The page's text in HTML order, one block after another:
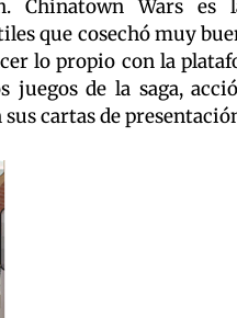
Chinatown Wars es
que cosechó muy
lo propio con la
juegos de la saga,
cartas de